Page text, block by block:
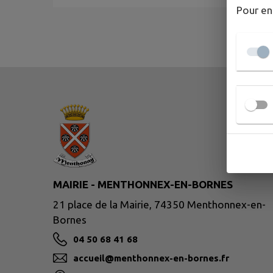
MAIRIE - MENTHONNEX-EN-BORNES
21 place de la Mairie, 74350 Menthonnex-en-
Bornes
04 50 68 41 68
accueil@menthonnex-en-bornes.fr
Pour